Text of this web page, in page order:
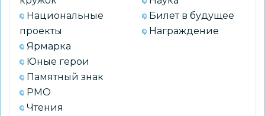
Национальные
проекты
Ярмарка
Юные герои
Памятный знак
РМО
Чтения
Билет в будущее
Награждение